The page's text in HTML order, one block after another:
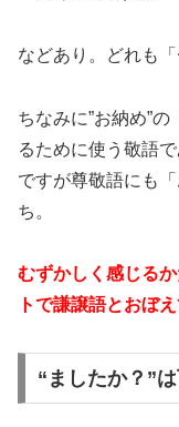
などあり。どれも
ちなみに”お納め”
るために使う敬語
ですが尊敬語にも
ち。
むずかしく感じる
トで謙譲語とおぼ
“ましたか？”